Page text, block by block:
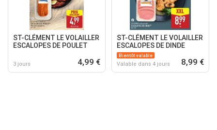
ST-CLÉMENT LE VOLAILLER
ESCALOPES DE POULET
3 jours 4,99 €
ST-CLÉMENT LE VOLAILLER
ESCALOPES DE DINDE
Bientôt valable
Valable dans 4 jours 8,99 €